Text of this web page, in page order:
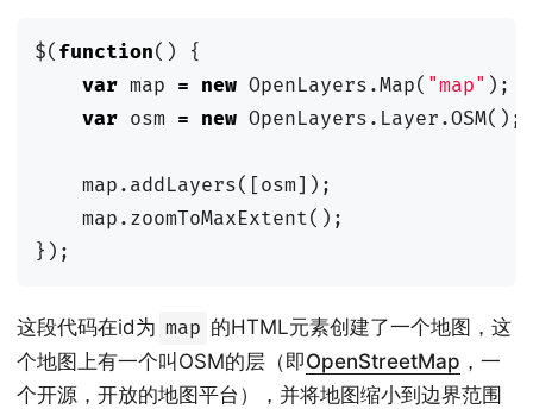
$( function()
{
var map = new OpenLayers .Map( "map" );
var osm = new OpenLayers . Layer .OSM();
map . addLayers([ osm ]);
map . zoomToMaxExtent();
});
这段代码在id为 map 的HTML元素创建了一个地图，这
个地图上有一个叫OSM的层（即OpenStreetMap ，一
个开源，开放的地图平台），并将地图缩小到边界范围